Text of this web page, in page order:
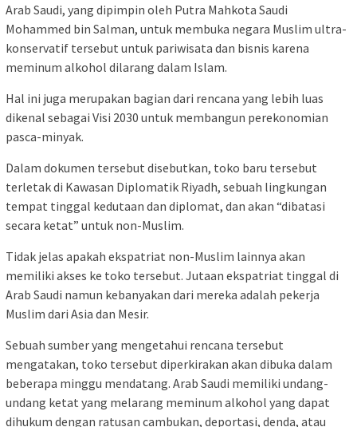
Arab Saudi, yang dipimpin oleh Putra Mahkota Saudi
Mohammed bin Salman, untuk membuka negara Muslim ultra-
konservatif tersebut untuk pariwisata dan bisnis karena
meminum alkohol dilarang dalam Islam.
Hal ini juga merupakan bagian dari rencana yang lebih luas
dikenal sebagai Visi 2030 untuk membangun perekonomian
pasca-minyak.
Dalam dokumen tersebut disebutkan, toko baru tersebut
terletak di Kawasan Diplomatik Riyadh, sebuah lingkungan
tempat tinggal kedutaan dan diplomat, dan akan “dibatasi
secara ketat” untuk non-Muslim.
Tidak jelas apakah ekspatriat non-Muslim lainnya akan
memiliki akses ke toko tersebut. Jutaan ekspatriat tinggal di
Arab Saudi namun kebanyakan dari mereka adalah pekerja
Muslim dari Asia dan Mesir.
Sebuah sumber yang mengetahui rencana tersebut
mengatakan, toko tersebut diperkirakan akan dibuka dalam
beberapa minggu mendatang. Arab Saudi memiliki undang-
undang ketat yang melarang meminum alkohol yang dapat
dihukum dengan ratusan cambukan, deportasi, denda, atau